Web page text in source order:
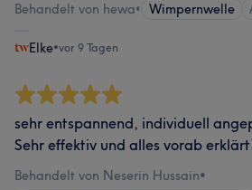
Behandelt von hewa• Wimpernwelle
Elke•vor 9 Tagen
sehr entspannend, individuell
Sehr effektiv und alles vorab
Behandelt von Neserin Hussain•